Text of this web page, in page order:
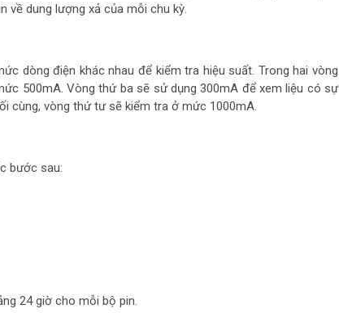
về dung lượng xả của mỗi chu kỳ.
dòng điện khác nhau để kiểm tra hiệu suất. Trong hai vòng
500mA. Vòng thứ ba sẽ sử dụng 300mA để xem liệu có sự
cùng, vòng thứ tư sẽ kiểm tra ở mức 1000mA.
bước sau:
24 giờ cho mỗi bộ pin.